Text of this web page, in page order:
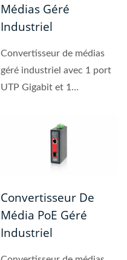
Médias Géré
Industriel
Convertisseur de médias
géré industriel avec 1 port
UTP Gigabit et 1
Convertisseur De
Média PoE Géré
Industriel